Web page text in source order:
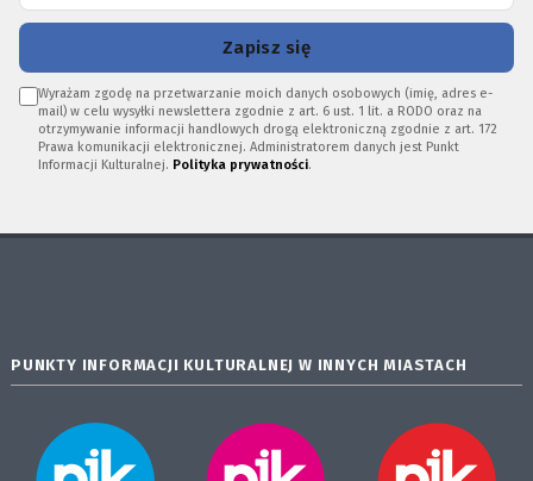
Zapisz się
Wyrażam zgodę na przetwarzanie moich danych osobowych (imię, adres e-
mail) w celu wysyłki newslettera zgodnie z art. 6 ust. 1 lit. a RODO oraz na
otrzymywanie informacji handlowych drogą elektroniczną zgodnie z art. 172
Prawa komunikacji elektronicznej. Administratorem danych jest Punkt
Informacji Kulturalnej. Polityka prywatności.
PUNKTY INFORMACJI KULTURALNEJ W INNYCH MIASTACH